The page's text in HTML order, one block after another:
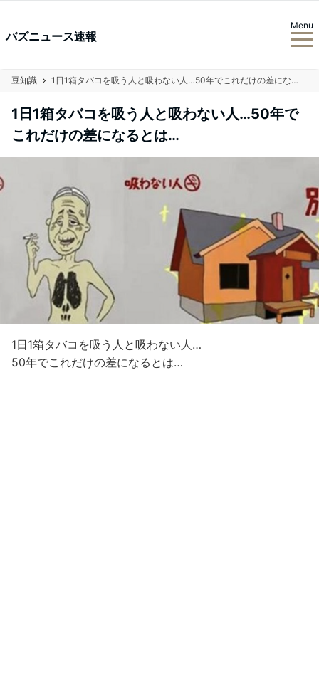
バズニュース速報
Menu
豆知識 1日1箱タバコを吸う人と吸わない人…50年でこれだけの差になるとは…
1日1箱タバコを吸う人と吸わない人…50年で
これだけの差になるとは…
1日1箱タバコを吸う人と吸わない人…
50年でこれだけの差になるとは…